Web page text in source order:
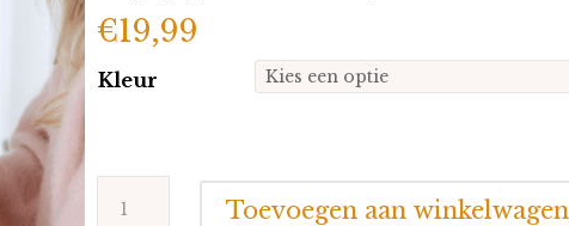
€19,99
Kleur
Toevoegen aan winkelwagen